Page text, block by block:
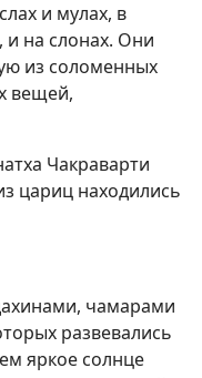
и мулах, в
и на слонах. Они
из соломенных
вещей,
Чакраварти
цариц находились
чамарами
развевались
яркое солнце